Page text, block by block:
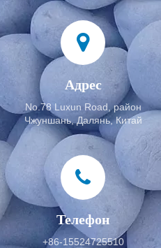
Адрес
No.78 Luxun Road, район
Чжуншань, Далянь, Китай
Телефон
+86-15524725510